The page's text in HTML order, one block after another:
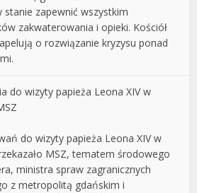
stanie zapewnić wszystkim
zakwaterowania i opieki. Kościół
o rozwiązanie kryzysu ponad
do wizyty papieża Leona XIV w
do wizyty papieża Leona XIV w
MSZ, tematem środowego
ministra spraw zagranicznych
z metropolitą gdańskim i